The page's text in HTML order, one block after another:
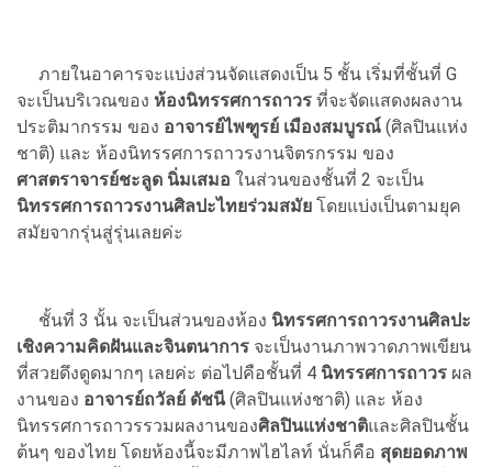
ภายในอาคารจะแบ่งส่วนจัดแสดงเป็น 5 ชั้น เริ่มที่ชั้นที่ G
จะเป็นบริเวณของ ห้องนิทรรศการถาวร ที่จะจัดแสดงผลงาน
ประติมากรรม ของ อาจารย์ไพฑูรย์ เมืองสมบูรณ์ (ศิลปินแห่ง
ชาติ) และ ห้องนิทรรศการถาวรงานจิตรกรรม ของ
ศาสตราจารย์ชะลูด นิ่มเสมอ ในส่วนของชั้นที่ 2 จะเป็น
นิทรรศการถาวรงานศิลปะไทยร่วมสมัย โดยแบ่งเป็นตามยุค
สมัยจากรุ่นสู่รุ่นเลยค่ะ
ชั้นที่ 3 นั้น จะเป็นส่วนของห้อง นิทรรศการถาวรงานศิลปะ
เชิงความคิดฝันและจินตนาการ จะเป็นงานภาพวาดภาพเขียน
ที่สวยดึงดูดมากๆ เลยค่ะ ต่อไปคือชั้นที่ 4 นิทรรศการถาวร ผล
งานของ อาจารย์ถวัลย์ ดัชนี(ศิลปินแห่งชาติ) และ ห้อง
นิทรรศการถาวรรวมผลงานของศิลปินแห่งชาติและศิลปินชั้น
ต้นๆ ของไทย โดยห้องนี้จะมีภาพไฮไลท์ นั่นก็คือ สุดยอดภาพ